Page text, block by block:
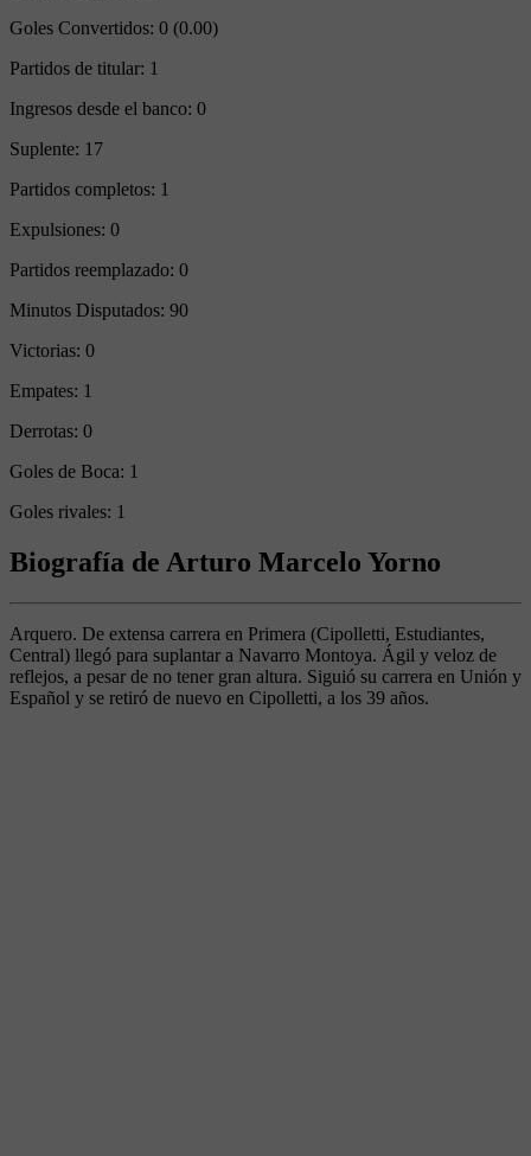
Goles Convertidos: 0 (0.00)
Partidos de titular: 1
Ingresos desde el banco: 0
Suplente: 17
Partidos completos: 1
Expulsiones: 0
Partidos reemplazado: 0
Minutos Disputados: 90
Victorias: 0
Empates: 1
Derrotas: 0
Goles de Boca: 1
Goles rivales: 1
Biografía de Arturo Marcelo Yorno
Arquero. De extensa carrera en Primera (Cipolletti, Estudiantes,
Central) llegó para suplantar a Navarro Montoya. Ágil y veloz de
reflejos, a pesar de no tener gran altura. Siguió su carrera en Unión y
Español y se retiró de nuevo en Cipolletti, a los 39 años.